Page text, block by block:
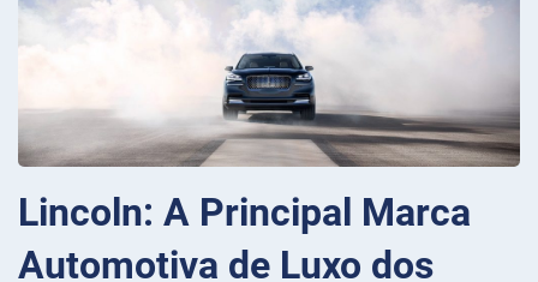
Lincoln: A Principal Marca
Automotiva de Luxo dos